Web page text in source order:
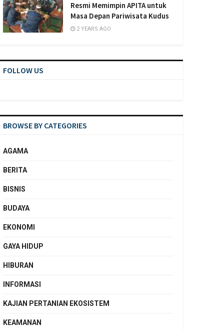
Resmi Memimpin APITA untuk
Masa Depan Pariwisata Kudus
2 YEARS AGO
FOLLOW US
BROWSE BY CATEGORIES
AGAMA
BERITA
BISNIS
BUDAYA
EKONOMI
GAYA HIDUP
HIBURAN
INFORMASI
KAJIAN PERTANIAN EKOSISTEM
KEAMANAN